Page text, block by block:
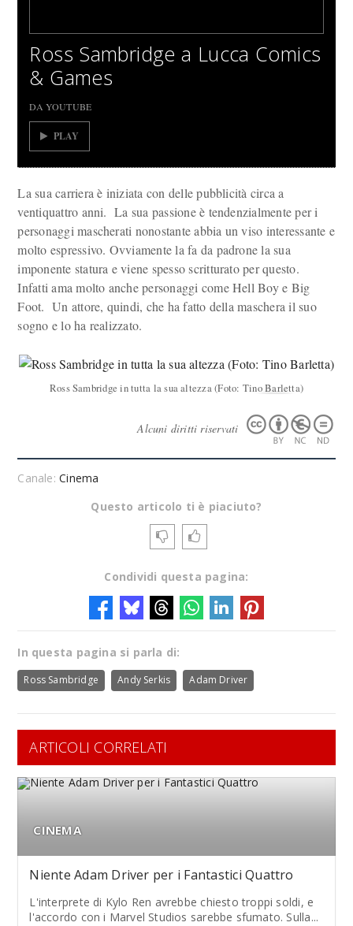
Ross Sambridge a Lucca Comics
& Games
DA YOUTUBE
PLAY
La sua carriera è iniziata con delle pubblicità circa a
ventiquattro anni. La sua passione è tendenzialmente per i
personaggi mascherati nonostante abbia un viso interessante e
molto espressivo. Ovviamente la fa da padrone la sua
imponente statura e viene spesso scritturato per questo.
Infatti ama molto anche personaggi come Hell Boy e Big
Foot. Un attore, quindi, che ha fatto della maschera il suo
sogno e lo ha realizzato.
Ross Sambridge in tutta la sua altezza (Foto: Tino Barletta)
Alcuni diritti riservati
Canale:Cinema
Questo articolo ti è piaciuto?
Condividi questa pagina:
In questa pagina si parla di:
Ross Sambridge Andy Serkis Adam Driver
ARTICOLI CORRELATI
CINEMA
Niente Adam Driver per i Fantastici Quattro
L'interprete di Kylo Ren avrebbe chiesto troppi soldi, e
l'accordo con i Marvel Studios sarebbe sfumato. Sulla...